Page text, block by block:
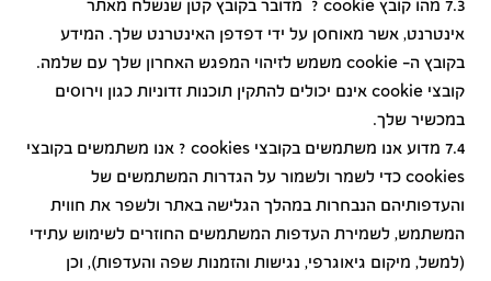
7.3 מהו קובץ cookie ? מדובר בקובץ קטן שנשלח מאתר
אינטרנט, אשר מאוחסן על ידי דפדפן האינטרנט שלך. המידע
בקובץ ה- cookie משמש לזיהוי המפגש האחרון שלך עם שלמה.
קובצי cookie אינם יכולים להתקין תוכנות זדוניות כגון וירוסים
במכשיר שלך.
7.4 מדוע אנו משתמשים בקובצי cookies ? אנו משתמשים בקובצי
cookies כדי לשמר ולשמור על הגדרות המשתמשים של
והעדפותיהם הנבחרות במהלך הגלישה באתר ולשפר את חווית
המשתמש, לשמירת העדפות המשתמשים החוזרים לשימוש עתידי
(למשל, מיקום גיאוגרפי, נגישות והזמנות שפה והעדפות), וכן